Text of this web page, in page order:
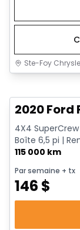
Ste-Foy
2020 Ford
4X4 SuperCrew
Boîte 6,5 pi |
115 000 km
Par semaine + tx
146 $